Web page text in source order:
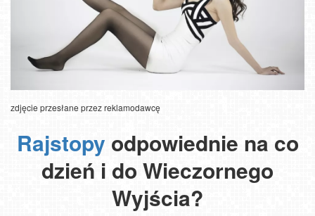
zdjęcie przesłane przez reklamodawcę
Rajstopy odpowiednie na co
dzień i do Wieczornego
Wyjścia?